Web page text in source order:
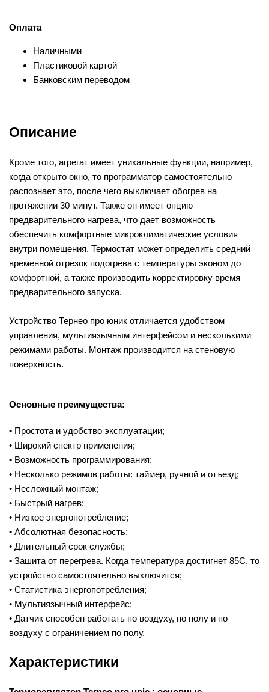
Оплата
Наличными
Пластиковой картой
Банковским переводом
Описание
Кроме того, агрегат имеет уникальные функции, например,
когда открыто окно, то программатор самостоятельно
распознает это, после чего выключает обогрев на
протяжении 30 минут. Также он имеет опцию
предварительного нагрева, что дает возможность
обеспечить комфортные микроклиматические условия
внутри помещения. Термостат может определить средний
временной отрезок подогрева с температуры эконом до
комфортной, а также производить корректировку время
предварительного запуска.
Устройство Тернео про юник отличается удобством
управления, мультиязычным интерфейсом и несколькими
режимами работы. Монтаж производится на стеновую
поверхность.
Основные преимущества:
• Простота и удобство эксплуатации;
• Широкий спектр применения;
• Возможность программирования;
• Несколько режимов работы: таймер, ручной и отъезд;
• Несложный монтаж;
• Быстрый нагрев;
• Низкое энергопотребление;
• Абсолютная безопасность;
• Длительный срок службы;
• Зашита от перегрева. Когда температура достигнет 85С, то
устройство самостоятельно выключится;
• Статистика энергопотребления;
• Мультиязычный интерфейс;
• Датчик способен работать по воздуху, по полу и по
воздуху с ограничением по полу.
Характеристики